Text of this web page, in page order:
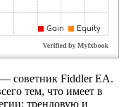
советник Fiddler EA.
тем, что имеет в
трендовую и